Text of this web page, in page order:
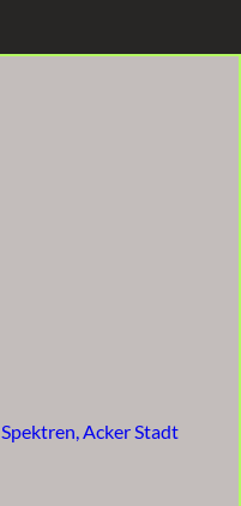
Acker Stadt